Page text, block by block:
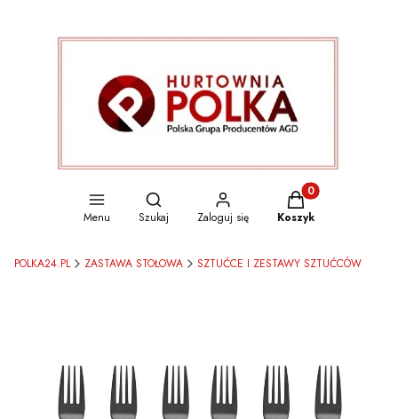
Menu
Otwórz wyszukiwarkę
Szukaj Zaloguj się
Produkty w
Koszyk
POLKA24.PL ZASTAWA STOŁOWA SZTUĆCE I ZESTAWY SZTUĆCÓW